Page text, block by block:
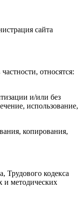
сайта
относятся:
и/или без
использование,
копирования,
Трудового кодекса
и методических